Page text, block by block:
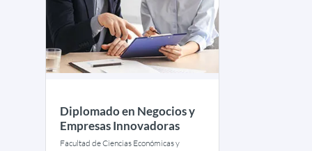
Diplomado en Negocios y
Empresas Innovadoras
Facultad de Ciencias Económicas y